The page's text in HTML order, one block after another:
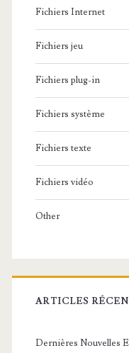
Fichiers Internet
Fichiers jeu
Fichiers plug-in
Fichiers système
Fichiers texte
Fichiers vidéo
Other
ARTICLES
Dernières Nouvelles